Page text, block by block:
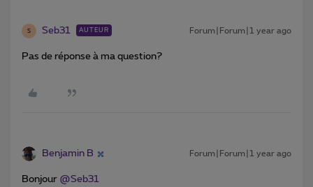
S Seb31 AUTEUR Forum|Forum|1 year ago
Pas de réponse à ma question?
Benjamin B Forum|Forum|1 year ago
Bonjour ​ @Seb31